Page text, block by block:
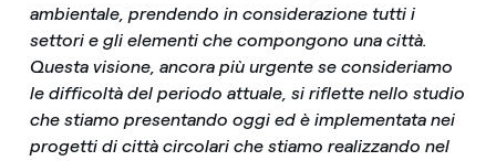
ambientale, prendendo in considerazione tutti i
settori e gli elementi che compongono una città.
Questa visione, ancora più urgente se consideriamo
le difficoltà del periodo attuale, si riflette nello studio
che stiamo presentando oggi ed è implementata nei
progetti di città circolari che stiamo realizzando nel